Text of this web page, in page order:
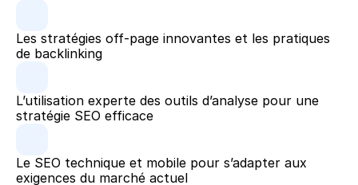
Les stratégies off-page innovantes et les pratiques
de backlinking
L’utilisation experte des outils d’analyse pour une
stratégie SEO efficace
Le SEO technique et mobile pour s’adapter aux
exigences du marché actuel